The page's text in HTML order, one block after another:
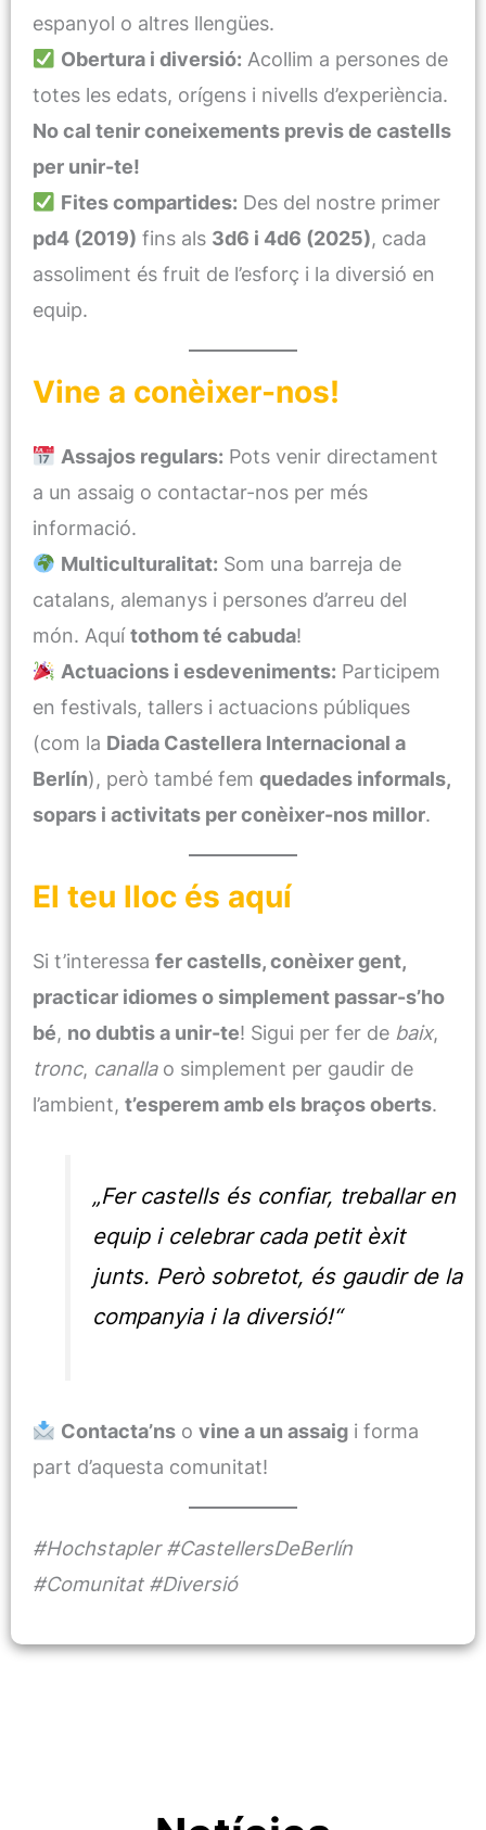
espanyol o altres llengües.
Obertura i diversió: Acollim a persones de
totes les edats, orígens i nivells d’experiència.
No cal tenir coneixements previs de castells
per unir-te!
Fites compartides: Des del nostre primer
pd4 (2019) fins als 3d6 i 4d6 (2025), cada
assoliment és fruit de l’esforç i la diversió en
equip.
Vine a conèixer-nos!
Assajos regulars: Pots venir directament
a un assaig o contactar-nos per més
informació.
Multiculturalitat: Som una barreja de
catalans, alemanys i persones d’arreu del
món. Aquítothom té cabuda!
Actuacions i esdeveniments: Participem
en festivals, tallers i actuacions públiques
(com la Diada Castellera Internacional a
Berlín), però també fem quedades informals,
sopars i activitats per conèixer-nos millor.
El teu lloc és aquí
Si t’interessa fer castells, conèixer gent,
practicar idiomes o simplement passar-s’ho
bé, no dubtis a unir-te! Sigui per fer de baix,
tronc, canallao simplement per gaudir de
l’ambient, t’esperem amb els braços oberts.
„Fer castells és confiar, treballar en
equip i celebrar cada petit èxit
junts. Però sobretot, és gaudir de la
companyia i la diversió!“
Contacta’nso vine a un assaigi forma
part d’aquesta comunitat!
#Hochstapler #CastellersDeBerlín
#Comunitat #Diversió